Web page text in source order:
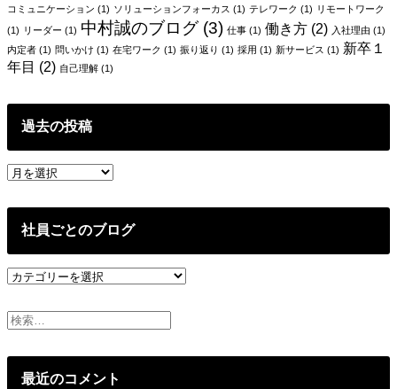
コミュニケーション (1) ソリューションフォーカス (1) テレワーク (1) リモートワーク
(1) リーダー (1) 中村誠のブログ(3) 仕事 (1) 働き方 (2) 入社理由 (1)
内定者 (1) 問いかけ (1) 在宅ワーク (1) 振り返り (1) 採用 (1) 新サービス (1) 新卒１
年目 (2) 自己理解 (1)
過去の投稿
過
の
社員ごとのブログ
社
ご
と
最近のコメント